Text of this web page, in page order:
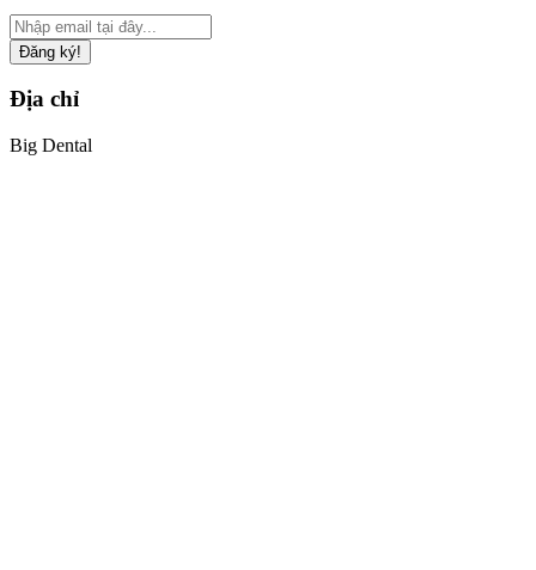
Đăng ký!
Địa chỉ
Big Dental